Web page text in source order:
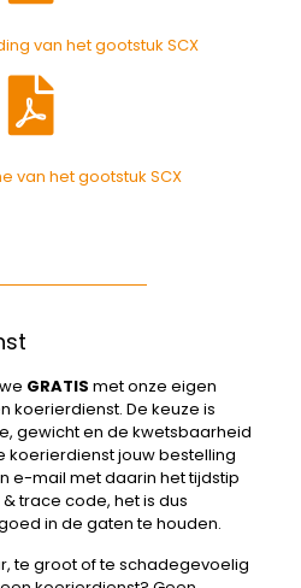
van het gootstuk SCX
van het gootstuk SCX
GRATIS met onze eigen
koerierdienst. De keuze is
gewicht en de kwetsbaarheid
koerierdienst jouw bestelling
e-mail met daarin het tijdstip
trace code, het is dus
in de gaten te houden.
te groot of te schadegevoelig